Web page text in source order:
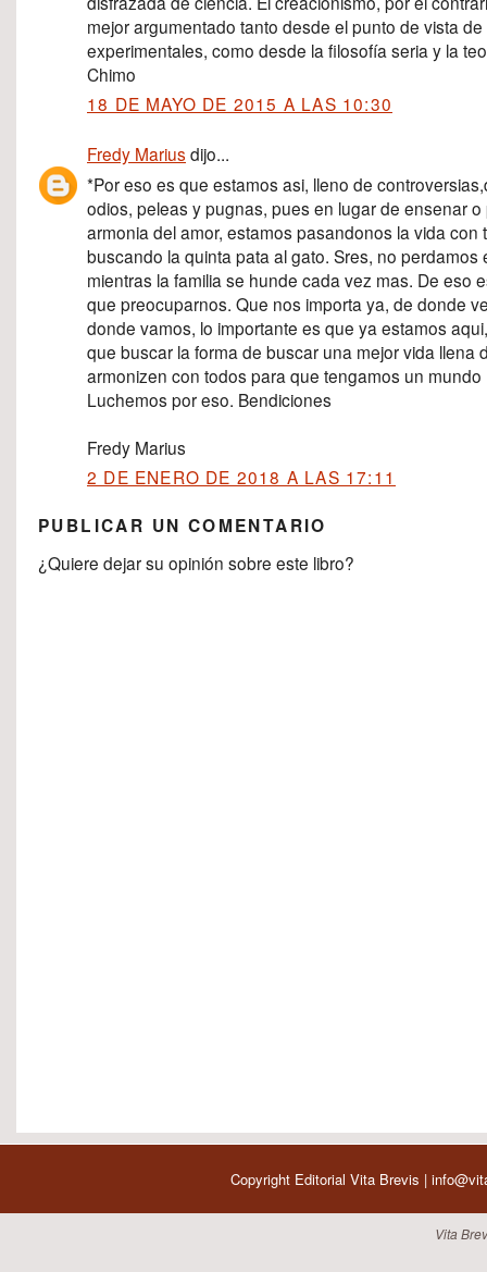
mejor argumentado tanto desde el punto de vista
experimentales, como desde la filosofía seria y la
Chimo
18 DE MAYO DE 2015 A LAS 10:30
Fredy Marius dijo...
*Por eso es que estamos asi, lleno de
odios, peleas y pugnas, pues en lugar de ensenar o
armonia del amor, estamos pasandonos la vida con
buscando la quinta pata al gato. Sres, no perdamos
mientras la familia se hunde cada vez mas. De eso
que preocuparnos. Que nos importa ya, de donde
donde vamos, lo importante es que ya estamos
que buscar la forma de buscar una mejor vida llena
armonizen con todos para que tengamos un mundo
Luchemos por eso. Bendiciones
Fredy Marius
2 DE ENERO DE 2018 A LAS 17:11
PUBLICAR UN COMENTARIO
¿Quiere dejar su opinión sobre este libro?
Copyright Editorial Vita Brevis |
Vita